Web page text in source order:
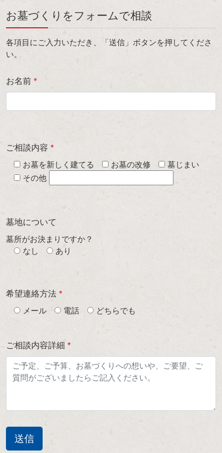
お墓づくりをフォームで相談
各項目にご入力いただき、「送信」ボタンを押してくださ
い。
お名前 *
ご相談内容 *
お墓を新しく建てる
お墓の改修
墓じまい
その他
墓地について
墓所がお決まりですか？
なし
あり
希望連絡方法 *
メール
電話 どちらでも
ご相談内容詳細 *